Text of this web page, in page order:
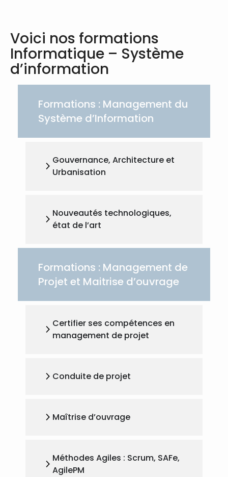
Voici nos formations
Informatique – Système
d’information
Formations : Management du
Système d’Information
Gouvernance, Architecture et
Urbanisation
Nouveautés technologiques,
état de l’art
Formations : Management de
Projet et Maitrise d’ouvrage
Certifier ses compétences en
management de projet
Conduite de projet
Maîtrise d’ouvrage
Méthodes Agiles : Scrum, SAFe,
AgilePM